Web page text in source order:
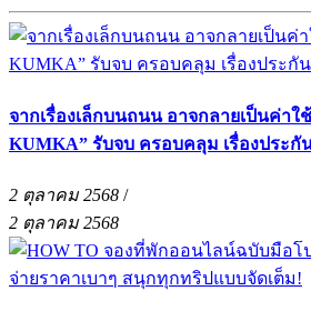
จากเรื่องเล็กบนถนน อาจกลายเป็นค่าใ
KUMKA” รับจบ ครอบคลุม เรื่องประกั
2 ตุลาคม 2568 /
2 ตุลาคม 2568